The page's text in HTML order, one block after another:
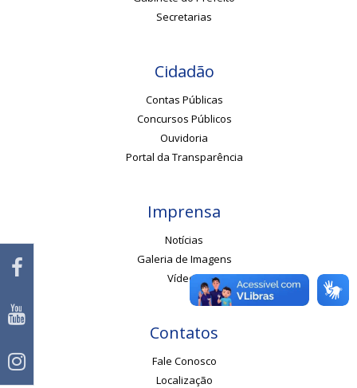
Secretarias
Cidadão
Contas Públicas
Concursos Públicos
Ouvidoria
Portal da Transparência
Imprensa
Notícias
Galeria de Imagens
Vídeos
Contatos
Fale Conosco
Localização